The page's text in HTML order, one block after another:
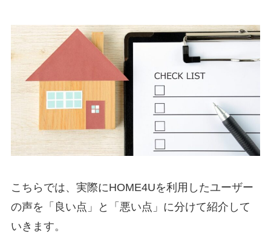
こちらでは、実際にHOME4Uを利用したユーザー
の声を「良い点」と「悪い点」に分けて紹介して
いきます。